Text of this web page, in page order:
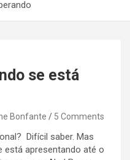
se está
Bonfante 5 Comments
Difícil saber. Mas
está apresentando até o